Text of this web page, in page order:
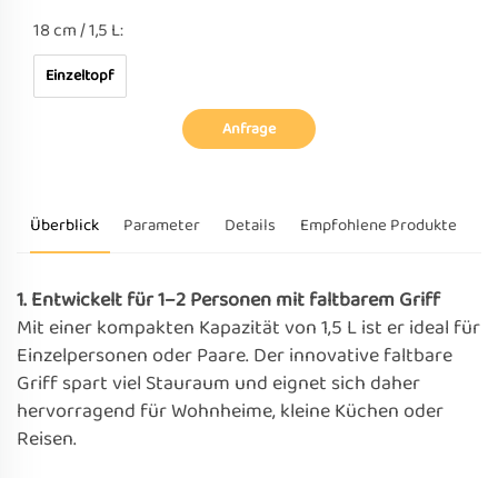
18 cm / 1,5 L:
Einzeltopf
Anfrage
Überblick Parameter Details Empfohlene Produkte
1. Entwickelt für 1–2 Personen mit faltbarem Griff
Mit einer kompakten Kapazität von 1,5 L ist er ideal für
Einzelpersonen oder Paare. Der innovative faltbare
Griff spart viel Stauraum und eignet sich daher
hervorragend für Wohnheime, kleine Küchen oder
Reisen.